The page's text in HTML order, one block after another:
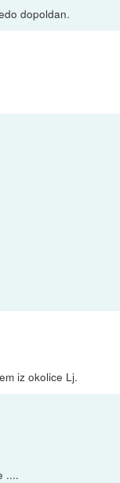
dopoldan.
iz okolice Lj.
....